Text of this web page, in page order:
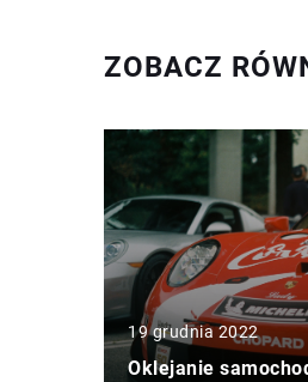
ZOBACZ
19 grudnia 2022
Oklejanie